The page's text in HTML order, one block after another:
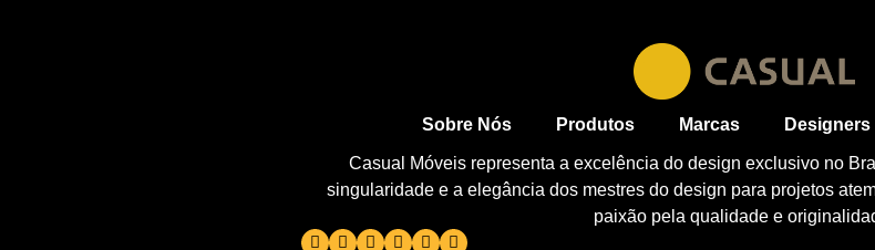
Sobre Nós Produtos Marcas Designers
Casual Móveis representa a excelência do design exclusivo no
singularidade e a elegância dos mestres do design para projetos
paixão pela qualidade e